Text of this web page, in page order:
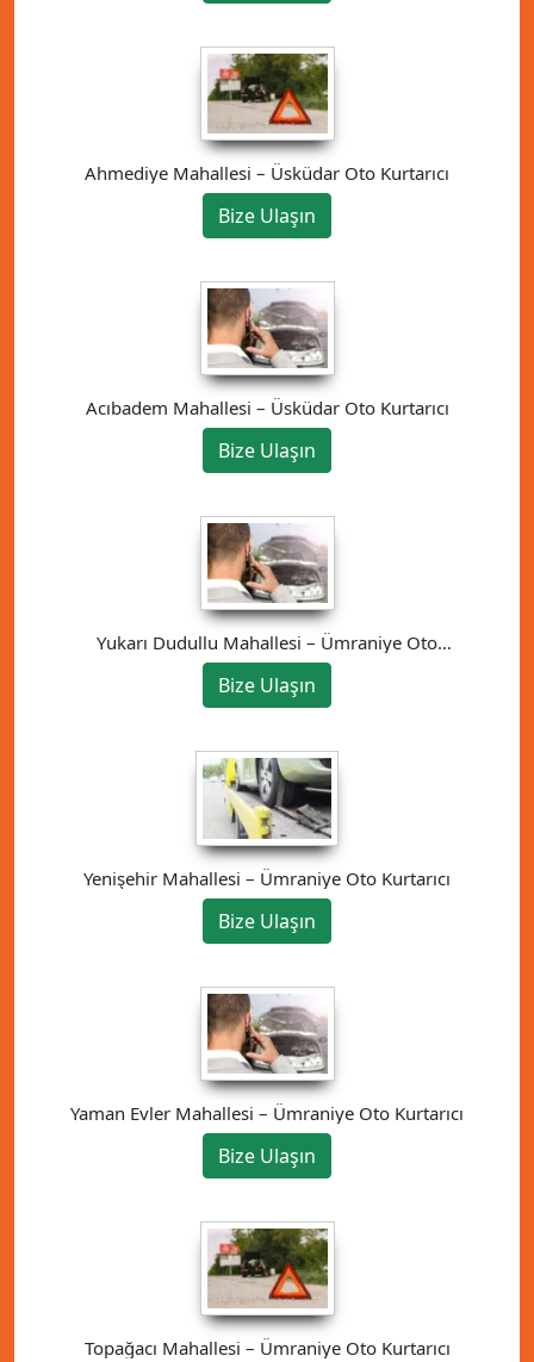
Ahmediye Mahallesi – Üsküdar Oto Kurtarıcı
Bize Ulaşın
Acıbadem Mahallesi – Üsküdar Oto Kurtarıcı
Bize Ulaşın
Yukarı Dudullu Mahallesi – Ümraniye Oto
Kurtarıcı
Bize Ulaşın
Yenişehir Mahallesi – Ümraniye Oto Kurtarıcı
Bize Ulaşın
Yaman Evler Mahallesi – Ümraniye Oto Kurtarıcı
Bize Ulaşın
Topağacı Mahallesi – Ümraniye Oto Kurtarıcı